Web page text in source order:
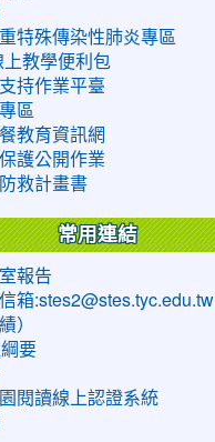
特殊傳染性肺炎專區
上教學便利包
持作業平臺
區
教育資訊網
護公開作業
救計畫書
常用連結
報告
箱:stes2@stes.tyc.edu.tw
）
要
閱讀線上認證系統